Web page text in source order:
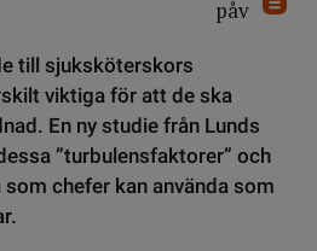
till sjuksköterskors
viktiga för att de ska
En ny studie från Lunds
”turbulensfaktorer” och
chefer kan använda som